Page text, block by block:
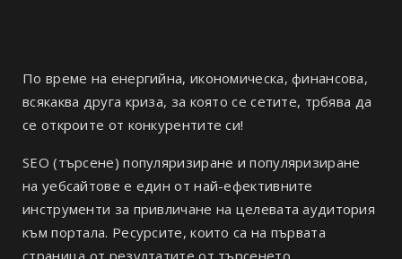
По време на енергийна, икономическа, финансова,
всякаква друга криза, за която се сетите, трбява да
се откроите от конкурентите си!
SEO (търсене) популяризиране и популяризиране
на уебсайтове е един от най-ефективните
инструменти за привличане на целевата аудитория
към портала. Ресурсите, които са на първата
страница от резултатите от търсенето,